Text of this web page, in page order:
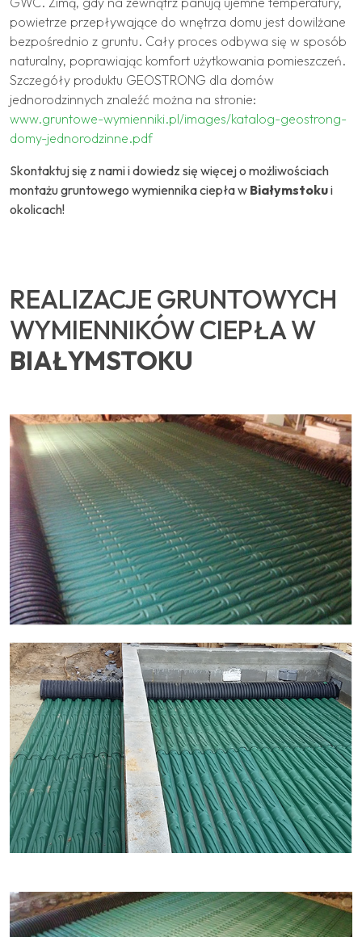
powietrze przepływające do wnętrza domu jest dowilżane
bezpośrednio z gruntu. Cały proces odbywa się w sposób
naturalny, poprawiając komfort użytkowania pomieszczeń.
Szczegóły produktu GEOSTRONG dla domów
jednorodzinnych znaleźć można na stronie:
www.gruntowe-wymienniki.pl/images/katalog-geostrong-
domy-jednorodzinne.pdf
Skontaktuj się z nami i dowiedz się więcej o możliwościach
montażu gruntowego wymiennika ciepła w Białymstokui
okolicach!
REALIZACJE GRUNTOWYCH
WYMIENNIKÓW CIEPŁA W
BIAŁYMSTOKU